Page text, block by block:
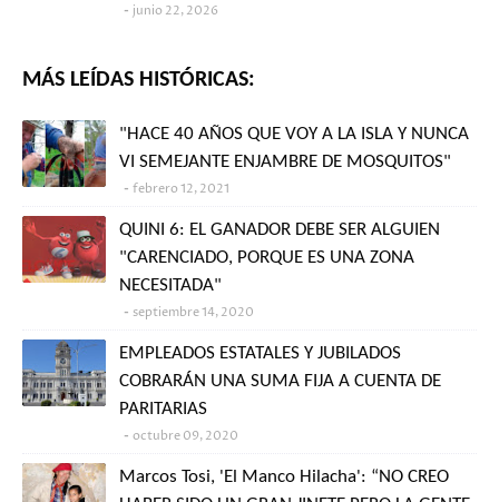
junio 22, 2026
MÁS LEÍDAS HISTÓRICAS:
"HACE 40 AÑOS QUE VOY A LA ISLA Y NUNCA
VI SEMEJANTE ENJAMBRE DE MOSQUITOS"
febrero 12, 2021
QUINI 6: EL GANADOR DEBE SER ALGUIEN
"CARENCIADO, PORQUE ES UNA ZONA
NECESITADA"
septiembre 14, 2020
EMPLEADOS ESTATALES Y JUBILADOS
COBRARÁN UNA SUMA FIJA A CUENTA DE
PARITARIAS
octubre 09, 2020
Marcos Tosi, 'El Manco Hilacha': “NO CREO